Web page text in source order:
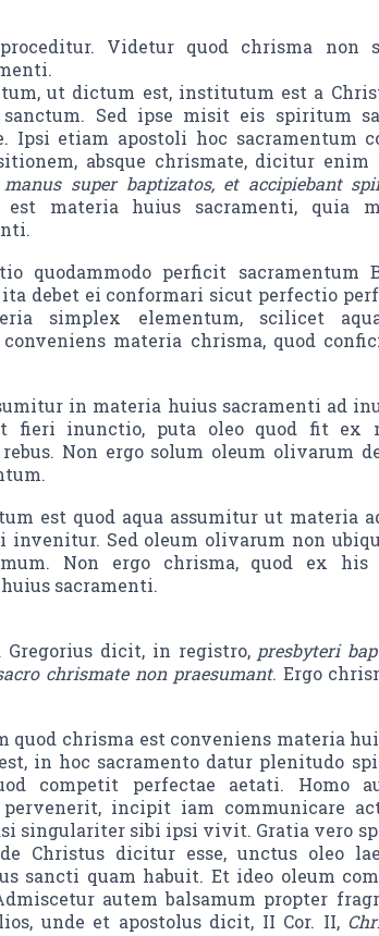
Videtur quod chrisma non
ut dictum est, institutum est a
Sed ipse misit eis spiritum
Ipsi etiam apostoli hoc sacramentum
absque chrismate, dicitur
super baptizatos, et accipiebant
materia huius sacramenti, quia
quodammodo perficit sacramentum
debet ei conformari sicut perfectio
simplex elementum, scilicet
materia chrisma, quod
in materia huius sacramenti ad
fieri inunctio, puta oleo quod fit ex
Non ergo solum oleum olivarum
est quod aqua assumitur ut materia
invenitur. Sed oleum olivarum non
Non ergo chrisma, quod ex his
sacramenti.
Gregorius dicit, in registro, presbyteri
chrismate non praesumant. Ergo
quod chrisma est conveniens materia
in hoc sacramento datur plenitudo
competit perfectae aetati. Homo
incipit iam communicare
singulariter sibi ipsi vivit. Gratia vero
Christus dicitur esse, unctus oleo
sancti quam habuit. Et ideo oleum
autem balsamum propter
unde et apostolus dicit, II Cor. II,